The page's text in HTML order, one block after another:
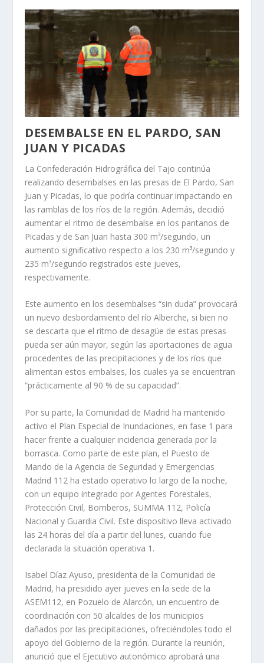
DESEMBALSE EN EL PARDO, SAN
JUAN Y PICADAS
La Confederación Hidrográfica del Tajo continúa
realizando desembalses en las presas de El Pardo, San
Juan y Picadas, lo que podría continuar impactando en
las ramblas de los ríos de la región. Además, decidió
aumentar el ritmo de desembalse en los pantanos de
Picadas y de San Juan hasta 300 m³/segundo, un
aumento significativo respecto a los 230 m³/segundo y
235 m³/segundo registrados este jueves,
respectivamente.
Este aumento en los desembalses “sin duda” provocará
un nuevo desbordamiento del río Alberche, si bien no
se descarta que el ritmo de desagüe de estas presas
pueda ser aún mayor, según las aportaciones de agua
procedentes de las precipitaciones y de los ríos que
alimentan estos embalses, los cuales ya se encuentran
“prácticamente al 90 % de su capacidad”.
Por su parte, la Comunidad de Madrid ha mantenido
activo el Plan Especial de Inundaciones, en fase 1 para
hacer frente a cualquier incidencia generada por la
borrasca. Como parte de este plan, el Puesto de
Mando de la Agencia de Seguridad y Emergencias
Madrid 112 ha estado operativo lo largo de la noche,
con un equipo integrado por Agentes Forestales,
Protección Civil, Bomberos, SUMMA 112, Policía
Nacional y Guardia Civil. Este dispositivo lleva activado
las 24 horas del día a partir del lunes, cuando fue
declarada la situación operativa 1.
Isabel Díaz Ayuso, presidenta de la Comunidad de
Madrid, ha presidido ayer jueves en la sede de la
ASEM112, en Pozuelo de Alarcón, un encuentro de
coordinación con 50 alcaldes de los municipios
dañados por las precipitaciones, ofreciéndoles todo el
apoyo del Gobierno de la región. Durante la reunión,
anunció que el Ejecutivo autonómico aprobará una